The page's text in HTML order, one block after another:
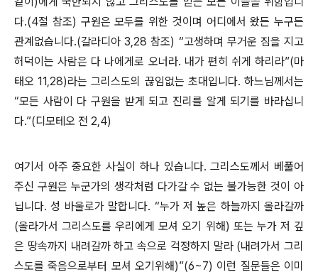
다.(4절 참조) 구원은 모두를 위한 것이며 어디에서 왔든 누구든
관계없습니다.(갈라디아 3,28 참조) “고생하며 무거운 짐을 지고
허덕이는 사람은 다 나에게로 오너라. 내가 편히 쉬게 하리라”(마
태오 11,28)라는 그리스도의 끊임없는 초대입니다. 하느님께서는
“모든 사람이 다 구원을 받게 되고 진리를 알게 되기를 바라십니
다.”(디모테오 전 2,4)
여기서 아주 중요한 사실이 하나 있습니다. 그리스도께서 베풀어
주신 구원은 누군가의 생각처럼 다가갈 수 없는 불가능한 것이 아
닙니다. 성 바울로가 말합니다. “누가 저 높은 하늘까지 올라갈까
(올라가서 그리스도를 우리에게 모셔 오기 위해) 또는 누가 저 깊
은 땅속까지 내려갈까 하고 속으로 걱정하지 말라 (내려가서 그리
스도를 죽음으로부터 모셔 오기위해)”(6~7) 이런 질문들은 이미